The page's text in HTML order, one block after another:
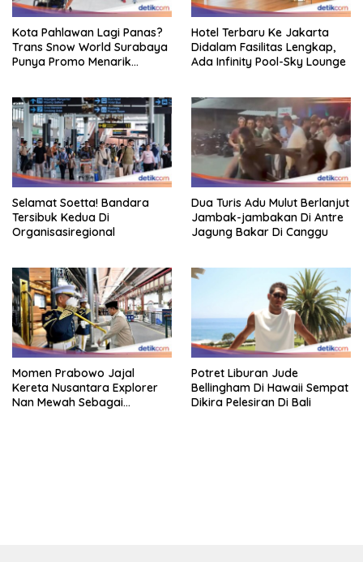
Kota Pahlawan Lagi Panas?
Trans Snow World Surabaya
Punya Promo Menarik
Hotel Terbaru Ke Jakarta
Didalam Fasilitas Lengkap,
Ada Infinity Pool-Sky Lounge
Selamat Soetta! Bandara
Tersibuk Kedua Di
Organisasiregional
Dua Turis Adu Mulut Berlanjut
Jambak-jambakan Di Antre
Jagung Bakar Di Canggu
Momen Prabowo Jajal
Kereta Nusantara Explorer
Nan Mewah Sebagai
Potret Liburan Jude
Bellingham Di Hawaii Sempat
Dikira Pelesiran Di Bali